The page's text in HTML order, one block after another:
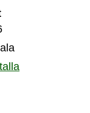
Puumalan
sosiaali-
terveysasema